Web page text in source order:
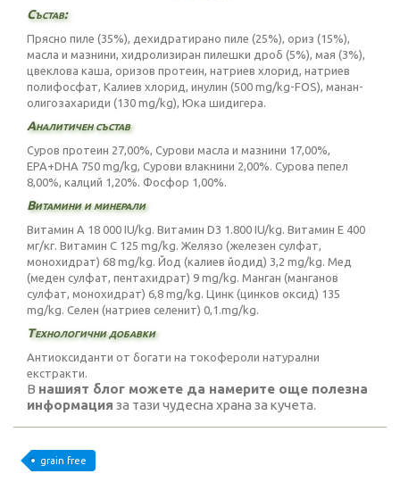
Състав:
Прясно пиле (35%), дехидратирано пиле (25%), ориз (15%),
масла и мазнини, хидролизиран пилешки дроб (5%), мая (3%),
цвеклова каша, оризов протеин, натриев хлорид, натриев
полифосфат, Калиев хлорид, инулин (500 mg/kg-FOS), манан-
олигозахариди (130 mg/kg), Юка шидигера.
Аналитичен състав
Суров протеин 27,00%, Сурови масла и мазнини 17,00%,
EPA+DHA 750 mg/kg, Сурови влакнини 2,00%. Сурова пепел
8,00%, калций 1,20%. Фосфор 1,00%.
Витамини и минерали
Витамин А 18 000 IU/kg. Витамин D3 1.800 IU/kg. Витамин Е 400
мг/кг. Витамин C 125 mg/kg. Желязо (железен сулфат,
монохидрат) 68 mg/kg. Йод (калиев йодид) 3,2 mg/kg. Мед
(меден сулфат, пентахидрат) 9 mg/kg. Манган (манганов
сулфат, монохидрат) 6,8 mg/kg. Цинк (цинков оксид) 135
mg/kg. Селен (натриев селенит) 0,1.mg/kg.
Технологични добавки
Антиоксиданти от богати на токофероли натурални
екстракти.
В нашият блог можете да намерите още полезна
информация за тази чудесна храна за кучета.
grain free